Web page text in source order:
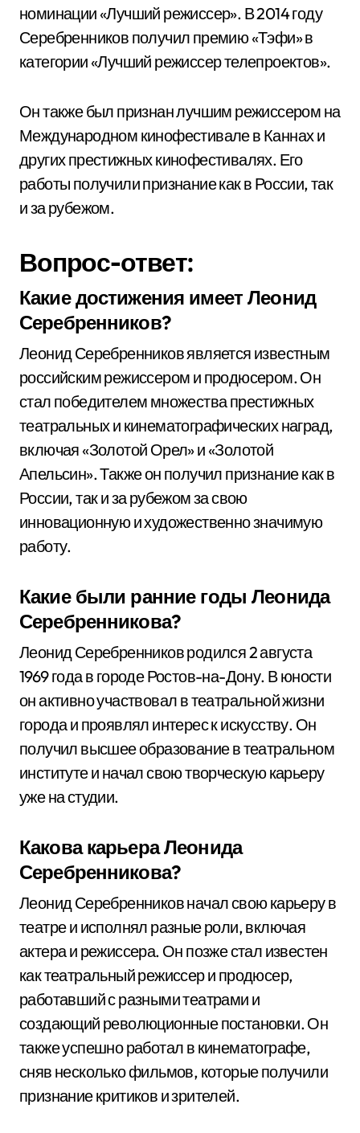
номинации «Лучший режиссер». В 2014 году
Серебренников получил премию «Тэфи» в
категории «Лучший режиссер телепроектов».
Он также был признан лучшим режиссером на
Международном кинофестивале в Каннах и
других престижных кинофестивалях. Его
работы получили признание как в России, так
и за рубежом.
Вопрос-ответ:
Какие достижения имеет Леонид
Серебренников?
Леонид Серебренников является известным
российским режиссером и продюсером. Он
стал победителем множества престижных
театральных и кинематографических наград,
включая «Золотой Орел» и «Золотой
Апельсин». Также он получил признание как в
России, так и за рубежом за свою
инновационную и художественно значимую
работу.
Какие были ранние годы Леонида
Серебренникова?
Леонид Серебренников родился 2 августа
1969 года в городе Ростов-на-Дону. В юности
он активно участвовал в театральной жизни
города и проявлял интерес к искусству. Он
получил высшее образование в театральном
институте и начал свою творческую карьеру
уже на студии.
Какова карьера Леонида
Серебренникова?
Леонид Серебренников начал свою карьеру в
театре и исполнял разные роли, включая
актера и режиссера. Он позже стал известен
как театральный режиссер и продюсер,
работавший с разными театрами и
создающий революционные постановки. Он
также успешно работал в кинематографе,
сняв несколько фильмов, которые получили
признание критиков и зрителей.